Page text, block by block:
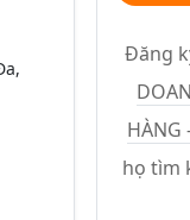
Đăng
HÀNG
họ tìm